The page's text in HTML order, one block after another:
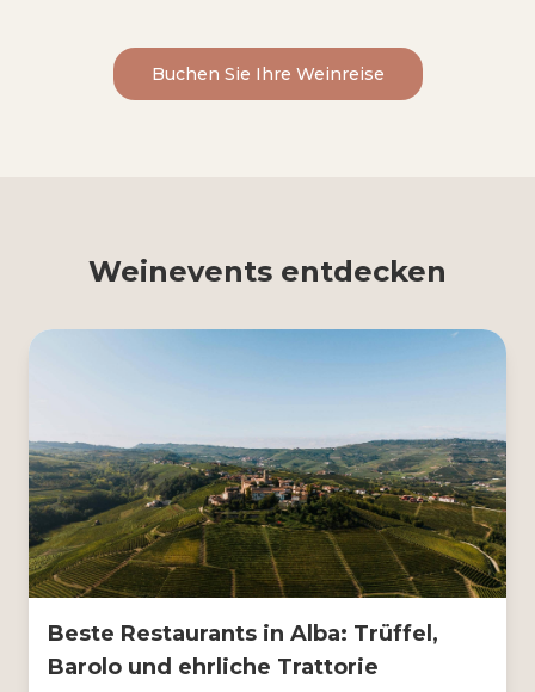
Buchen Sie Ihre Weinreise
Weinevents entdecken
Beste Restaurants in Alba: Trüffel,
Barolo und ehrliche Trattorie